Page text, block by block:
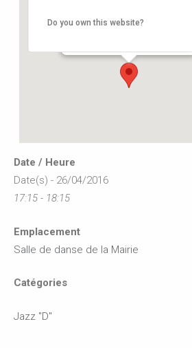
Salle de danse de la Mairie
12, rue de l'hôtel de ville - Buxerolles
Do you own this website?
Date / Heure
Date(s) - 26/04/2016
17:15 - 18:15
Emplacement
Salle de danse de la Mairie
Catégories
Jazz "D"